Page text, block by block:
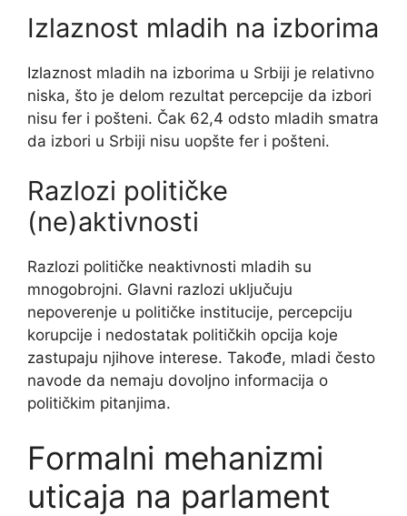
Izlaznost mladih na izborima
Izlaznost mladih na izborima u Srbiji je relativno
niska, što je delom rezultat percepcije da izbori
nisu fer i pošteni. Čak 62,4 odsto mladih smatra
da izbori u Srbiji nisu uopšte fer i pošteni.
Razlozi političke
(ne)aktivnosti
Razlozi političke neaktivnosti mladih su
mnogobrojni. Glavni razlozi uključuju
nepoverenje u političke institucije, percepciju
korupcije i nedostatak političkih opcija koje
zastupaju njihove interese. Takođe, mladi često
navode da nemaju dovoljno informacija o
političkim pitanjima.
Formalni mehanizmi
uticaja na parlament